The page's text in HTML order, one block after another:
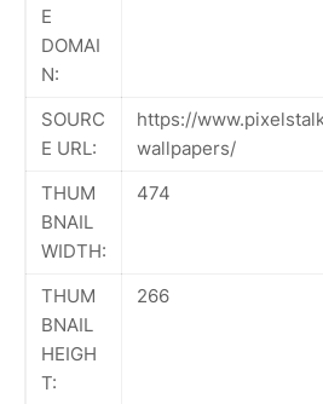
E
DOMAI
N:
SOURC
E URL:
https://
wallpapers/
THUM
BNAIL
WIDTH:
474
THUM
BNAIL
HEIGH
T:
266